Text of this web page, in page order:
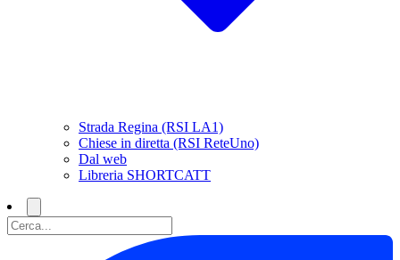
Strada Regina (RSI LA1)
Chiese in diretta (RSI ReteUno)
Dal web
Libreria SHORTCATT